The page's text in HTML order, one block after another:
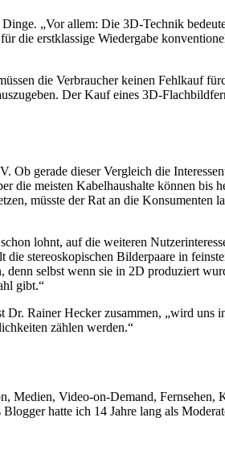
„Vor allem: Die 3D-Technik
die erstklassige Wiedergabe
die Verbraucher keinen Fehlkauf
Der Kauf eines 3D-
gerade dieser Vergleich die
die meisten Kabelhaushalte können bis
müsste der Rat an die Konsumenten
lohnt, auf die weiteren
stereoskopischen Bilderpaare in
selbst wenn sie in 2D produziert
gibt.“
Rainer Hecker zusammen, „wird uns
zählen werden.“
Medien, Video-on-Demand, Fernsehen,
hatte ich 14 Jahre lang als